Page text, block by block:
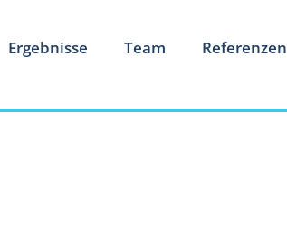
Ergebnisse Team Referenzen